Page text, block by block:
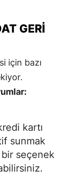
GERI
için bazı
kartı
sunmak
seçenek